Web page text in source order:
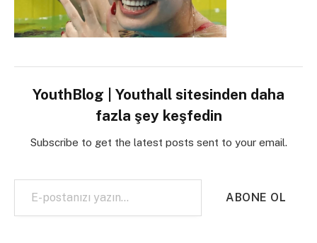
YouthBlog | Youthall sitesinden daha
fazla şey keşfedin
Subscribe to get the latest posts sent to your email.
E-postanızı yazın…
ABONE OL